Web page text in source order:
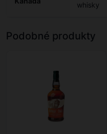
whisky
Podobné produkty